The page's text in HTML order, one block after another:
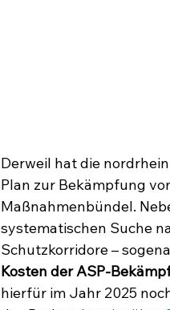
Derweil hat die
Plan zur Bekämpfung
Maßnahmenbündel.
systematischen Suche
Schutzkorridore –
Kosten der ASP-
hierfür im Jahr 2025